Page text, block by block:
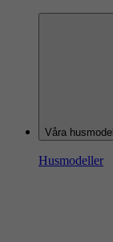
Våra
Husmodeller